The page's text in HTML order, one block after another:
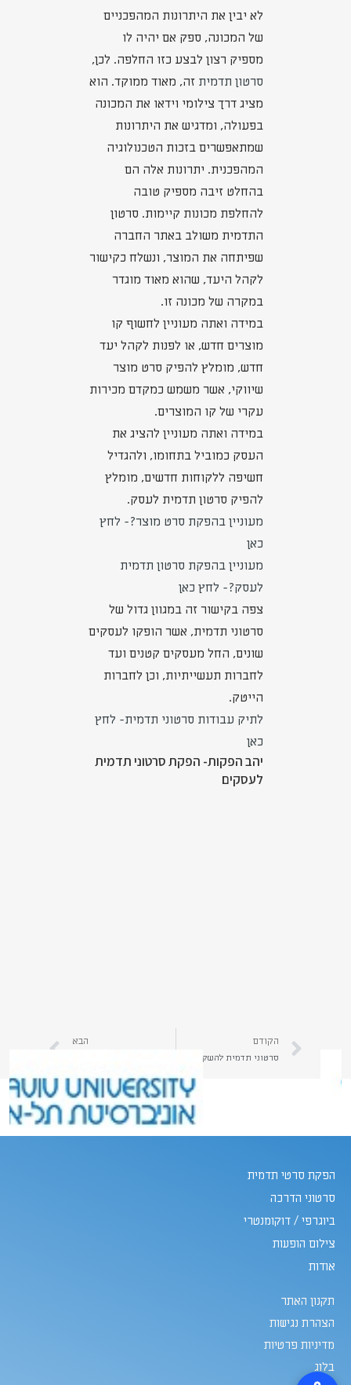
לא יבין את היתרונות המהפכניים
של המכונה, ספק אם יהיה לו
מספיק רצון לבצע כזו החלפה. לכן,
סרטון תדמית זה, מאוד ממוקד. הוא
מציג דרך צילומי וידאו את המכונה
בפעולה, ומדגיש את היתרונות
שמתאפשרים בזכות הטכנולוגיה
המהפכנית. יתרונות אלה הם
בהחלט זיבה מספיק טובה
להחלפת מכונות קיימות. סרטון
התדמית משולב באתר החברה
שפיתחה את המוצר, ונשלח כקישור
לקהל היעד, שהוא מאוד מוגדר
במקרה של מכונה זו.
במידה ואתה מעוניין לחשוף קו
מוצרים חדש, או לפנות לקהל יעד
חדש, מומלץ להפיק סרט מוצר
שיווקי, אשר משמש כמקדם מכירות
עקרי של קו המוצרים.
במידה ואתה מעוניין להציג את
העסק כמוביל בתחומו, ולהגדיל
חשיפה ללקוחות חדשים, מומלץ
להפיק סרטון תדמית לעסק.
מעוניין בהפקת סרט מוצר?- לחץ
כאן
מעוניין בהפקת סרטון תדמית
לעסק?- לחץ כאן
צפה בקישור זה במגוון גדול של
סרטוני תדמית, אשר הופקו לעסקים
שונים, החל מעסקים קטנים ועד
לחברות תעשייתיות, וכן לחברות
הייטק.
לתיק עבודות סרטוני תדמית- לחץ
כאן
יהב הפקות- הפקת סרטוני תדמית
לעסקים
הקודם הבא
הפקת סרטי תדמית
סרטוני הדרכה
ביוגרפי / דוקומנטרי
צילום הופעות
אודות
תקנון האתר
הצהרת נגישות
מדיניות פרטיות
בלוג